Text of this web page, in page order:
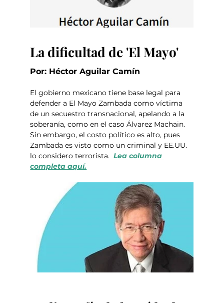
La dificultad de 'El Mayo'
Por: Héctor Aguilar Camín
El gobierno mexicano tiene base legal para
defender a El Mayo Zambada como víctima
de un secuestro transnacional, apelando a la
soberanía, como en el caso Álvarez Machain.
Sin embargo, el costo político es alto, pues
Zambada es visto como un criminal y EE.UU.
lo considero terrorista. Lea columna
completa aquí.